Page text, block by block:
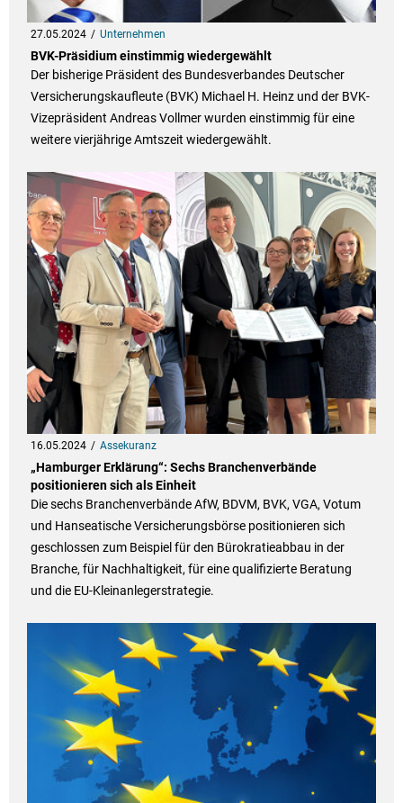
27.05.2024 Unternehmen
BVK-Präsidium einstimmig wiedergewählt
Der bisherige Präsident des Bundesverbandes Deutscher
Versicherungskaufleute (BVK) Michael H. Heinz und der BVK-
Vizepräsident Andreas Vollmer wurden einstimmig für eine
weitere vierjährige Amtszeit wiedergewählt.
16.05.2024 Assekuranz
„Hamburger Erklärung“: Sechs Branchenverbände
positionieren sich als Einheit
Die sechs Branchenverbände AfW, BDVM, BVK, VGA, Votum
und Hanseatische Versicherungsbörse positionieren sich
geschlossen zum Beispiel für den Bürokratieabbau in der
Branche, für Nachhaltigkeit, für eine qualifizierte Beratung
und die EU-Kleinanlegerstrategie.